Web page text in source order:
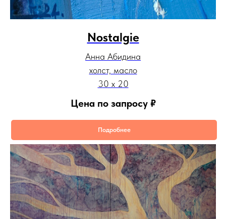
Nostalgie
Анна Абидина
холст, масло
30 х 20
Цена по запросу ₽
Подробнее